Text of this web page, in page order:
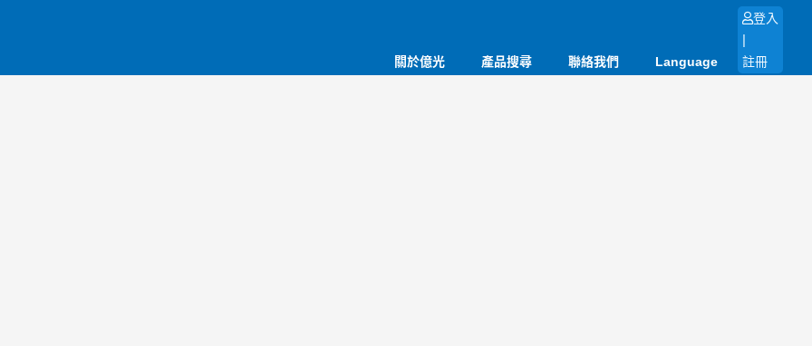
關於億光 產品搜尋 聯絡我們 Language
登入
|
註冊